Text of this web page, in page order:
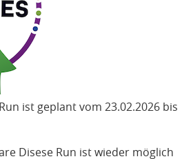
ist geplant vom 23.02.2026 bis
Disese Run ist wieder möglich